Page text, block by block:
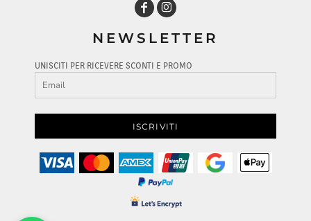
NEWSLETTER
UNISCITI PER RICEVERE SCONTI E PROMO
ISCRIVITI